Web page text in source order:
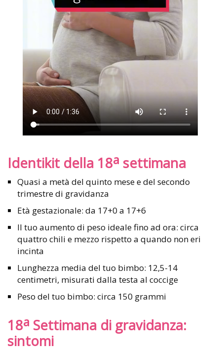
Identikit della 18a settimana
Quasi a metà del quinto mese e del secondo
trimestre di gravidanza
Età gestazionale: da 17+0 a 17+6
Il tuo aumento di peso ideale fino ad ora: circa
quattro chili e mezzo rispetto a quando non eri
incinta
Lunghezza media del tuo bimbo: 12,5-14
centimetri, misurati dalla testa al coccige
Peso del tuo bimbo: circa 150 grammi
18a Settimana di gravidanza:
sintomi